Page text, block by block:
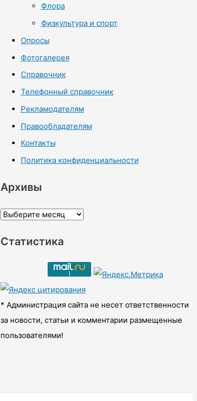
Флора
Физкультура и спорт
Опросы
Фотогалерея
Справочник
Телефонный справочник
Рекламодателям
Правообладателям
Контакты
Политика конфиденциальности
Архивы
А
х
ы
Статистика
* Администрация сайта не несет ответственности
за новости, статьи и комментарии размещенные
пользователями!